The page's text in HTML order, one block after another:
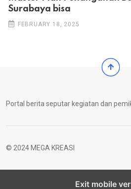
Surabaya bisa
FEBRUARY 18, 2025
Portal berita seputar kegiatan dan
© 2024 MEGA KREASI
Exit mobile